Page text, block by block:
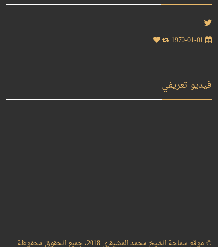
فيديو تعريفي
© موقع سماحة الشيخ محمد المشيقري 2018، جميع الحقوق محفوظة